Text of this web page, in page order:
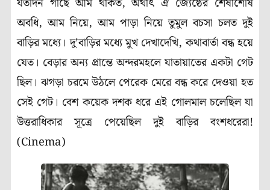
যতদিন গাছে আম থাকত, অর্থাৎ ঐ জ্যৈষ্ঠের শেষাশেষি
অবধি, আম নিয়ে, আম পাড়া নিয়ে তুমুল বচসা চলত দুই
বাড়ির মধ্যে। দু’বাড়ির মধ্যে মুখ দেখাদেখি, কথাবার্তা বন্ধ হয়ে
যেত। বেড়ার অন্য প্রান্তে অন্দরমহলে যাতায়াতের একটা গেট
ছিল। ঝগড়া চরমে উঠলে পেরেক মেরে বন্ধ করে দেওয়া হত
সেই গেট। বেশ কয়েক দশক ধরে এই গোলমাল চলেছিল যা
উত্তরাধিকার সূত্রে পেয়েছিল দুই বাড়ির বংশধরেরা!
(Cinema)